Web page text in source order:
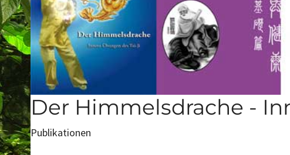
Der Himmelsdrache -
Publikationen